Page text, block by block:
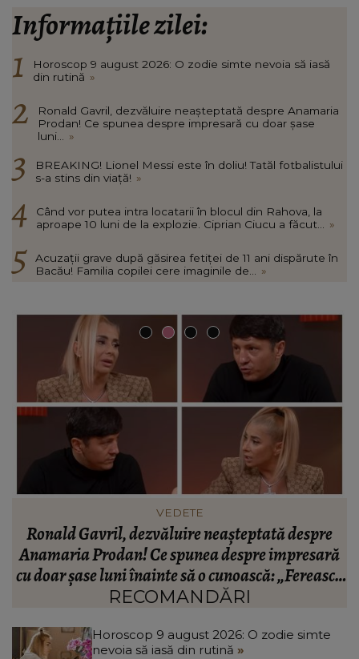
Informațiile zilei:
Horoscop 9 august 2026: O zodie simte nevoia să iasă
din rutină »
Ronald Gavril, dezvăluire neașteptată despre Anamaria
Prodan! Ce spunea despre impresară cu doar șase
luni...
»
BREAKING! Lionel Messi este în doliu! Tatăl fotbalistului
s-a stins din viață! »
Când vor putea intra locatarii în blocul din Rahova, la
aproape 10 luni de la explozie. Ciprian Ciucu a făcut...
»
Acuzații grave după găsirea fetiței de 11 ani dispărute în
Bacău! Familia copilei cere imaginile de...
»
INFORMATIILE ZILEI
BREAKING! Lionel Messi este în doliu! Tatăl
fotbalistului s-a stins din viață!
RECOMANDĂRI
Horoscop 9 august 2026: O zodie simte
nevoia să iasă din rutină